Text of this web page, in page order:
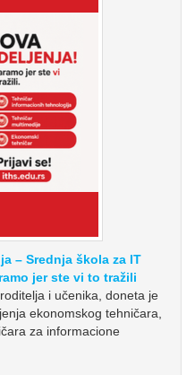
– Srednja škola za IT
jer ste vi to tražili
i učenika, doneta je
ekonomskog tehničara,
za informacione